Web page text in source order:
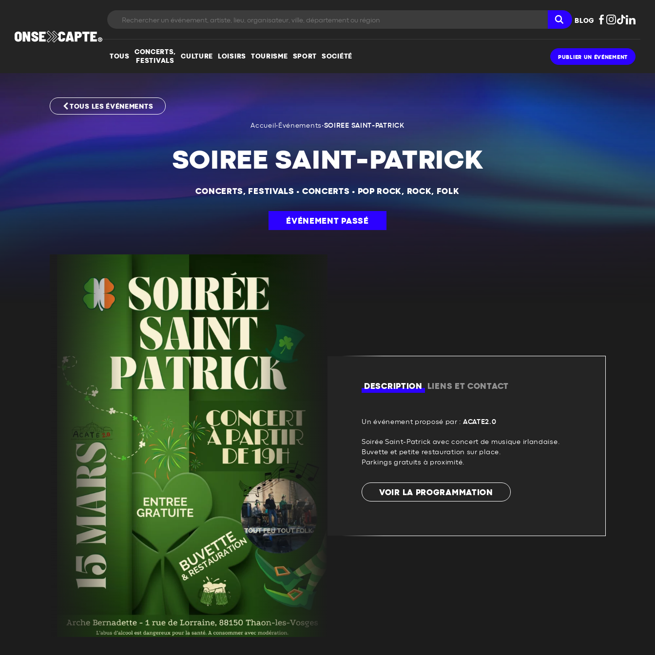
BLOG
TOUS
CONCERTS,
FESTIVALS
CULTURE LOISIRS TOURISME SPORT SOCIÉTÉ PUBLIER UN ÉVÉNEMENT
TOUS LES ÉVÉNEMENTS
Accueil • Événements•SOIREE SAINT-PATRICK
SOIREE SAINT-PATRICK
CONCERTS, FESTIVALS • CONCERTS • POP ROCK, ROCK, FOLK
ÉVÉNEMENT PASSÉ
DESCRIPTION LIENS ET CONTACT
Un événement proposé par : ACATE2.0
Soirée Saint-Patrick avec concert de musique irlandaise.
Buvette et petite restauration sur place.
Parkings gratuits à proximité.
VOIR LA PROGRAMMATION